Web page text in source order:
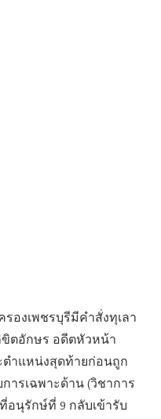
องเพชรบุรีมีคำสั่งทุเลา
ตอักษร อดีตหัวหน้า
ำแหน่งสุดท้ายก่อนถูก
ารเฉพาะด้าน (วิชาการ
อนุรักษ์ที่ 9 กลับเข้ารับ